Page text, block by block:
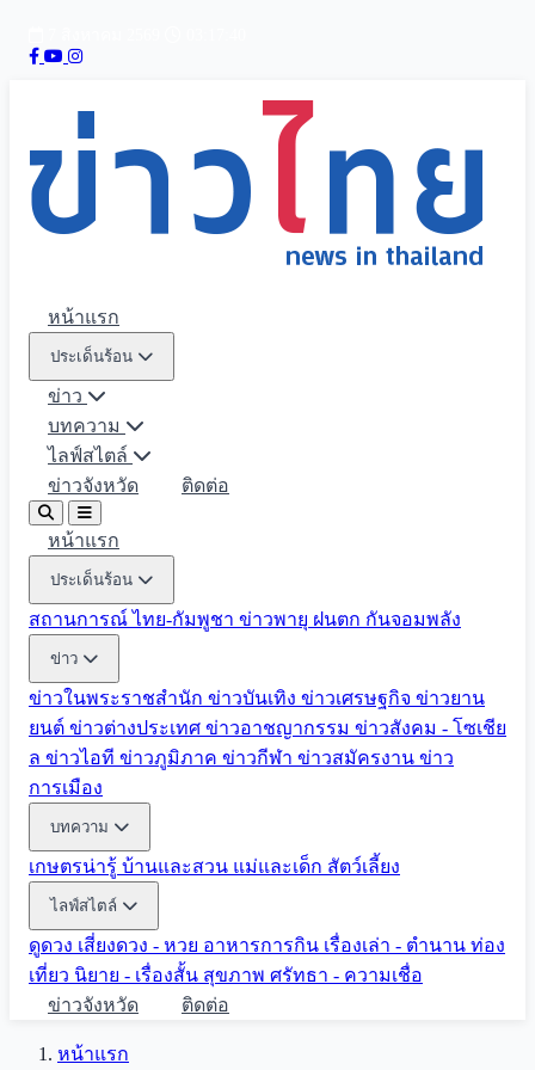
หน้าแรก
ประเด็นร้อน
ข่าว
บทความ
ไลฟ์สไตล์
ข่าวจังหวัด
ติดต่อ
หน้าแรก
ประเด็นร้อน
สถานการณ์ ไทย-กัมพูชา ข่าวพายุ ฝนตก กันจอมพลัง
ข่าว
ข่าวในพระราชสำนัก ข่าวบันเทิง ข่าวเศรษฐกิจ ข่าวยาน
ยนต์ ข่าวต่างประเทศ ข่าวอาชญากรรม ข่าวสังคม - โซเชีย
ล ข่าวไอที ข่าวภูมิภาค ข่าวกีฬา ข่าวสมัครงาน ข่าว
การเมือง
บทความ
เกษตรน่ารู้ บ้านและสวน แม่และเด็ก สัตว์เลี้ยง
ไลฟ์สไตล์
ดูดวง เสี่ยงดวง - หวย อาหารการกิน เรื่องเล่า - ตำนาน ท่อง
เที่ยว นิยาย - เรื่องสั้น สุขภาพ ศรัทธา - ความเชื่อ
ข่าวจังหวัด
ติดต่อ
หน้าแรก